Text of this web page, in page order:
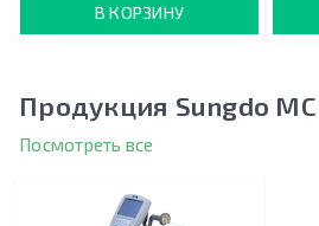
В КОРЗИНУ
Продукция Sungdo MC
Посмотреть все